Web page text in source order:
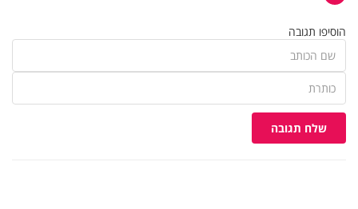
הוסיפו תגובה
שלח תגובה